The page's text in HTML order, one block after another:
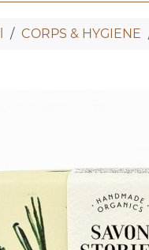
CORPS & HYGIENE